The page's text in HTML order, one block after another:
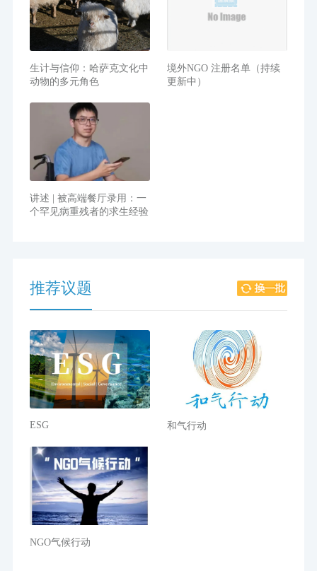
生计与信仰：哈萨克文化中
动物的多元角色
境外NGO 注册名单（持续
更新中）
讲述 | 被高端餐厅录用：一
个罕见病重残者的求生经验
推荐议题
ESG 和气行动
NGO气候行动